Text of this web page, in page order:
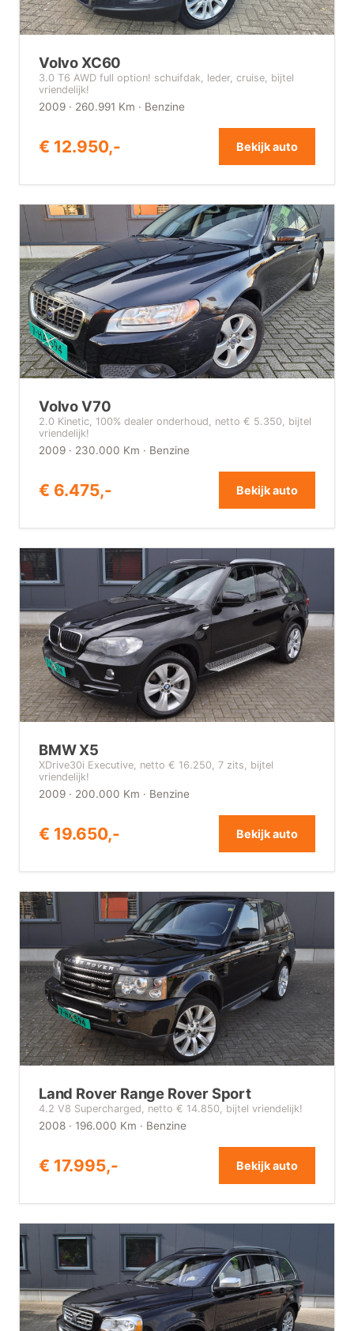
Volvo XC60
3.0 T6 AWD full option! schuifdak, leder, cruise, bijtel
vriendelijk!
2009 · 260.991 Km · Benzine
€ 12.950,- Bekijk auto
Volvo V70
2.0 Kinetic, 100% dealer onderhoud, netto € 5.350, bijtel
vriendelijk!
2009 · 230.000 Km · Benzine
€ 6.475,- Bekijk auto
BMW X5
XDrive30i Executive, netto € 16.250, 7 zits, bijtel
vriendelijk!
2009 · 200.000 Km · Benzine
€ 19.650,- Bekijk auto
Land Rover Range Rover Sport
4.2 V8 Supercharged, netto € 14.850, bijtel vriendelijk!
2008 · 196.000 Km · Benzine
€ 17.995,- Bekijk auto